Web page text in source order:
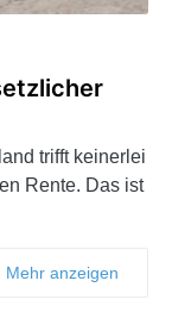
trifft keinerlei
Rente. Das ist
Mehr anzeigen